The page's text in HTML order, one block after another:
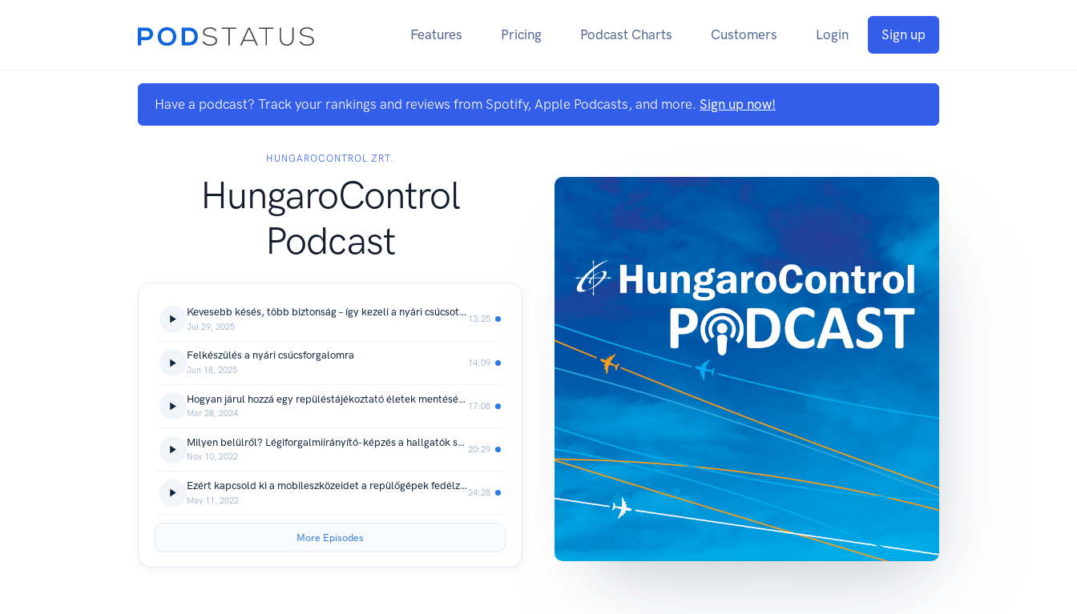
Features Pricing Podcast Charts Customers Login Sign up
Have a podcast? Track your rankings and reviews from Spotify, Apple Podcasts, and more. Sign up now!
HUNGAROCONTROL ZRT.
HungaroControl
Podcast
Kevesebb késés, több biztonság – így kezeli a nyári csúcsot a HungaroControl
Jul 29, 2025
13:25
Felkészülés a nyári csúcsforgalomra
Jun 18, 2025
14:09
Hogyan járul hozzá egy repüléstájékoztató életek mentéséhez?
Mar 28, 2024
17:08
Milyen belülről? Légiforgalmiirányító-képzés a hallgatók szemszögéből
Nov 10, 2022
20:29
Ezért kapcsold ki a mobileszközeidet a repülőgépek fedélzetén!
May 11, 2022
24:28
More Episodes